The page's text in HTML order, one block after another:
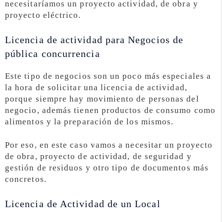
necesitaríamos un proyecto actividad, de obra y
proyecto eléctrico.
Licencia de actividad para Negocios de
pública concurrencia
Este tipo de negocios son un poco más especiales a
la hora de solicitar una licencia de actividad,
porque siempre hay movimiento de personas del
negocio, además tienen productos de consumo como
alimentos y la preparación de los mismos.
Por eso, en este caso vamos a necesitar un proyecto
de obra, proyecto de actividad, de seguridad y
gestión de residuos y otro tipo de documentos más
concretos.
Licencia de Actividad de un Local